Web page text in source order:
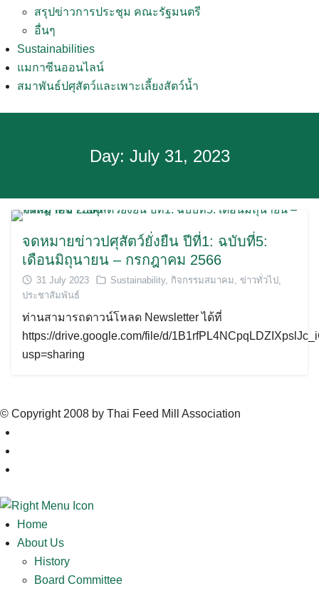
สรุปข่าวการประชุม คณะรัฐมนตรี
อื่นๆ
Sustainabilities
แมกาซีนออนไลน์
สมาพันธ์ปศุสัตว์และเพาะเลี้ยงสัตว์น้ำ
Day: July 31, 2023
จดหมายข่าวปศุสัตว์ยั่งยืน ปีที่1: ฉบับที่5:
เดือนมิถุนายน – กรกฎาคม 2566
31 July 2023 Sustainability, กิจกรรมสมาคม, ข่าวทั่วไป,
ประชาสัมพันธ์
ท่านสามารถดาวน์โหลด Newsletter ได้ที่
https://drive.google.com/file/d/
usp=sharing
© Copyright 2008 by Thai Feed Mill Association
Home
About Us
History
Board Committee